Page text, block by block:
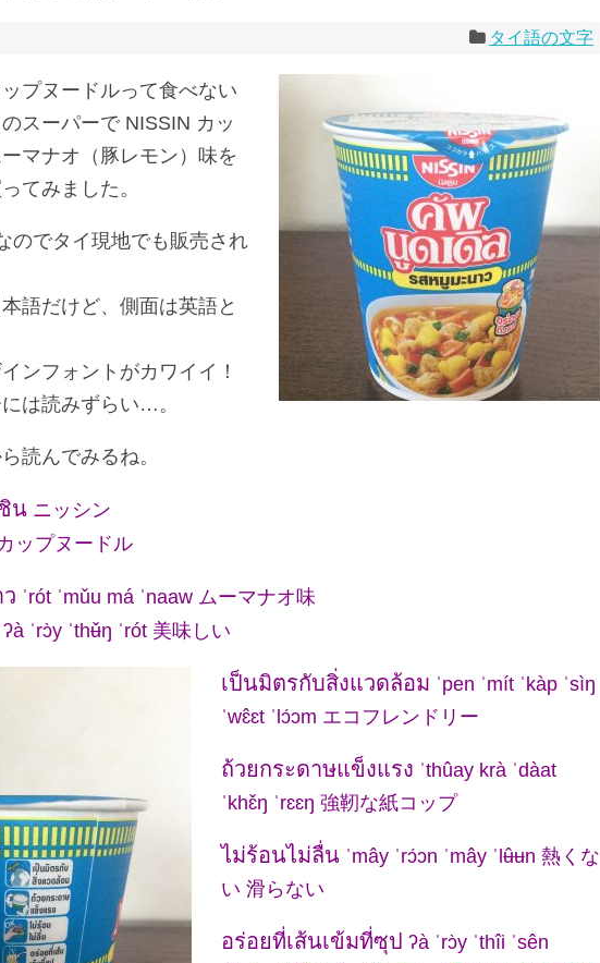
タイ語の文字
プヌードルって食べない
スーパーで NISSIN カッ
マナオ（豚レモン）味を
てみました。
のでタイ現地でも販売され
語だけど、側面は英語と
ンフォントがカワイイ！
は読みずらい…。
読んでみるね。
น ニッシン
ップヌードル
ˈrót ˈmǔu má ˈnaaw ムーマナオ味
ʔà ˈrɔ̀y ˈthʉ̌ŋ ˈrót 美味しい
เป็นมิตรกับสิ่งแวดล้อม ˈpen ˈmít ˈkàp ˈsìŋ
ˈwɛ̂ɛt ˈlɔ́ɔm エコフレンドリー
ถ้วยกระดาษแข็งแรง ˈthûay krà ˈdàat
ˈkhɛ̌ŋ ˈrɛɛŋ 強靭な紙コップ
ไม่ร้อนไม่ลื่น ˈmây ˈrɔ́ɔn ˈmây ˈlʉ̂ʉn 熱くな
い 滑らない
อร่อยที่เส้นเข้มที่ซุป ʔà ˈrɔ̀y ˈthîi ˈsên